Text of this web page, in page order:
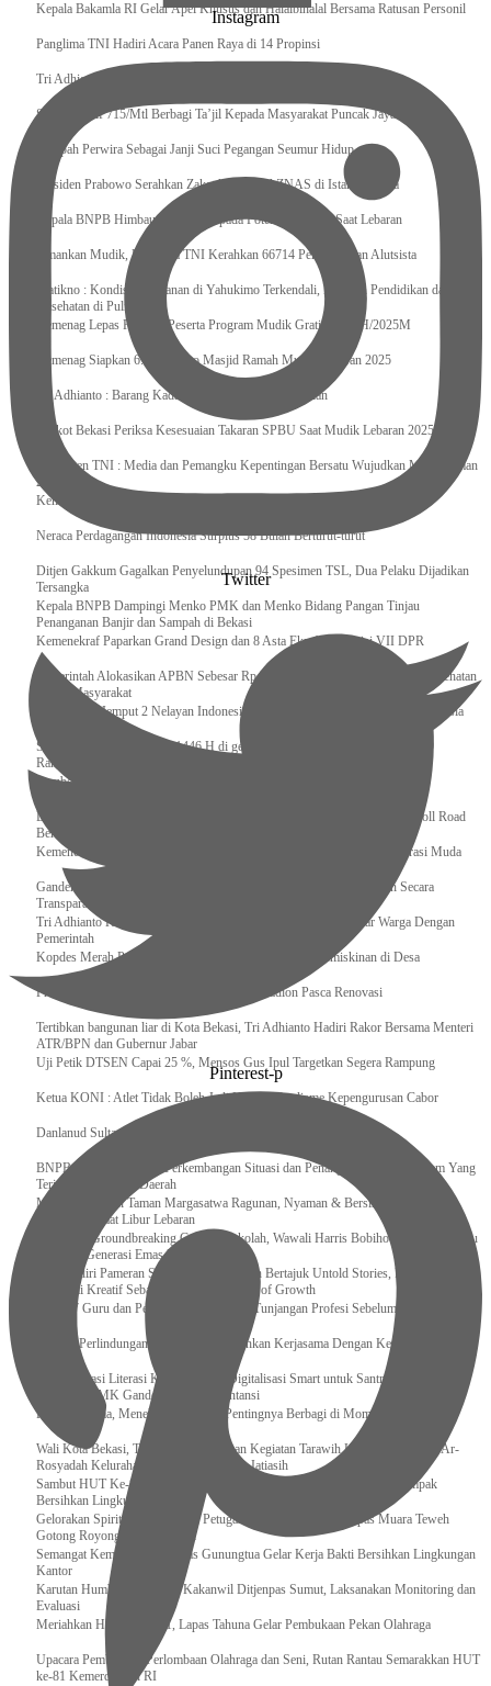
Kepala Bakamla RI Gelar Apel Khusus dan Halalbihalal Bersama Ratusan Personil
Panglima TNI Hadiri Acara Panen Raya di 14 Propinsi
Tri Adhianto : Kota Bekasi Bisa Mempertahankan Keharmonisasian
Satgas Yonif 715/Mtl Berbagi Ta’jil Kepada Masyarakat Puncak Jaya
Sumpah Perwira Sebagai Janji Suci Pegangan Seumur Hidup
Presiden Prabowo Serahkan Zakat kepada BAZNAS di Istana Negara
Kepala BNPB Himbau Pemda Waspada Potensi Bencana Saat Lebaran
Amankan Mudik, Panglima TNI Kerahkan 66714 Personel Dan Alutsista
Pratikno : Kondisi Keamanan di Yahukimo Terkendali, Layanan Pendidikan dan
Kesehatan di Pulihkan
Kemenag Lepas Ratusan Peserta Program Mudik Gratis 1446 H/2025M
Kemenag Siapkan 6.180 Posko Masjid Ramah Mudik Lebaran 2025
Tri Adhianto : Barang Kadaluarsa Segera di Kembalikan
Walkot Bekasi Periksa Kesesuaian Takaran SPBU Saat Mudik Lebaran 2025
Kapuspen TNI : Media dan Pemangku Kepentingan Bersatu Wujudkan Mudik Aman
2025
Kemenekraf Ajak Kabinet Merah Putih Nobar Film Animasi Jumbo
Neraca Perdagangan Indonesia Surplus 58 Bulan Berturut-turut
Ditjen Gakkum Gagalkan Penyelundupan 94 Spesimen TSL, Dua Pelaku Dijadikan
Tersangka
Kepala BNPB Dampingi Menko PMK dan Menko Bidang Pangan Tinjau
Penanganan Banjir dan Sampah di Bekasi
Kemenekraf Paparkan Grand Design dan 8 Asta Ekraf di Komisi VII DPR
Pemerintah Alokasikan APBN Sebesar Rp 3,4 Triliun untuk Program Cek Kesehatan
Gratis Masyarakat
Bakamla RI Jemput 2 Nelayan Indonesia di Perbatasan Terluar Indonesia Malaysia
Sidang Isbat Awal Syawal 1446 H di gelar oleh Kementerian Agama pada 29
Ramadan
Sumber Daya Adalah Tantangan Penanganan Darurat Bencana di Daerah
Dukung Kelancaran Lalu Lintas Libur Idul Fitri 1446h / 2025m, Waskita Toll Road
Berlakukan Diskon Tarif Sebesar 20%
Kemenekraf – Kemeninves Perkuat Sinergi Demi Lapangan Kerja Generasi Muda
Gandeng KPK , Gus Ipul Memastikan Penyaluran Bansos Dilakukan Secara
Transparan dan Tepat Sasaran
Tri Adhianto Katakan : Tarling Sebagai Sarana Komunikasi Antar Warga Dengan
Pemerintah
Kopdes Merah Putih Instrumen Penting Pengentasan Kemiskinan di Desa
Presiden, Prabowo Subianto Resmikan 17 Stadion Pasca Renovasi
Tertibkan bangunan liar di Kota Bekasi, Tri Adhianto Hadiri Rakor Bersama Menteri
ATR/BPN dan Gubernur Jabar
Uji Petik DTSEN Capai 25 %, Mensos Gus Ipul Targetkan Segera Rampung
Ketua KONI : Atlet Tidak Boleh Jadi Korban Dualisme Kepengurusan Cabor
Danlanud Sultan Hasanuddin Ikuti Exit Meeting Bersama BPK RI
BNPB Terus Memantau Perkembangan Situasi dan Penanganan Bencana Alam Yang
Terjadi di Beberapa Daerah
Menpar Pastikan Taman Margasatwa Ragunan, Nyaman & Bersih di Kunjungi
Wisatawan Saat Libur Lebaran
Resmikan Groundbreaking Gedung Sekolah, Wawali Harris Bobihoe : Tonggak Baru
Ciptakan Generasi Emas Masa Depan
Menghadiri Pameran Seni Meiro Collection Bertajuk Untold Stories, Irene Umar :
Ekonomi Kreatif Sebagai The New Engine of Growth
120.067 Guru dan Pengawas PAI Terima Tunjangan Profesi Sebelum Lebaran
Perkuat Perlindungan KI Kemenkum Sahkan Kerjasama Dengan Kemenbud
Transformasi Literasi Keuangan dan Digitalisasi Smart untuk Santri Produktif
Kemenko PMK Gandeng Beberapa Intansi
Peduli Sesama, Menekraf Tekankan Pentingnya Berbagi di Momen Ramadan
Wali Kota Bekasi, Tri Adhianto Lakukan Kegiatan Tarawih Keliling di Masjid Ar-
Rosyadah Kelurahan Jatirasa Kecamatan Jatiasih
Sambut HUT Ke-81 Kemerdekaan RI, Pegawai Lapas Gunungsitoli Kompak
Bersihkan Lingkungan Kantor
Gelorakan Spirit Kemerdekaan, Petugas dan Warga Binaan Lapas Muara Teweh
Gotong Royong Kurve Masjid
Semangat Kemerdekaan, Lapas Gunungtua Gelar Kerja Bakti Bersihkan Lingkungan
Kantor
Karutan Humbahas Sambut Kakanwil Ditjenpas Sumut, Laksanakan Monitoring dan
Evaluasi
Meriahkan HUT RI ke-81, Lapas Tahuna Gelar Pembukaan Pekan Olahraga
Upacara Pembukaan Perlombaan Olahraga dan Seni, Rutan Rantau Semarakkan HUT
ke-81 Kemerdekaan RI
Instagram
Twitter
Pinterest-p